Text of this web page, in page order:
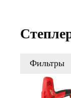
Фильтры